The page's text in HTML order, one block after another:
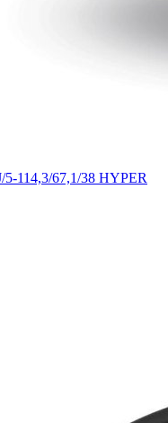
114,3/67,1/38 HYPER